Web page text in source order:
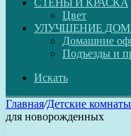
СТЕНЫ И КРАСКА
Цвет
УЛУЧШЕНИЕ
Домашние
Подъезды и
Искать
Главная/Детские комнаты
для новорожденных